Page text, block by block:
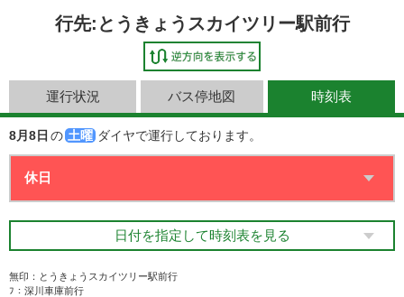
行先:とうきょうスカイツリー駅前行
運行状況 バス停地図 時刻表
8月8日 の 土曜 ダイヤで運行しております。
日付を指定して時刻表を見る
無印：とうきょうスカイツリー駅前行
ﾌ：深川車庫前行